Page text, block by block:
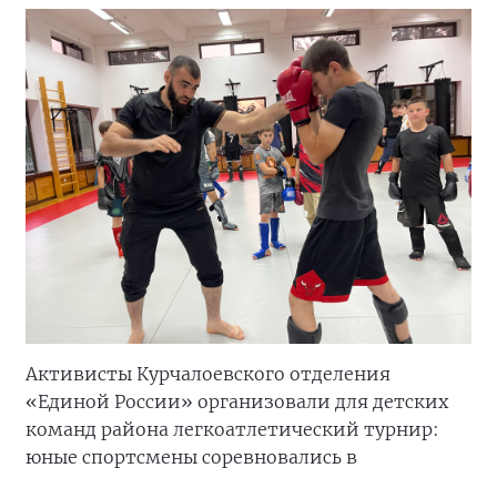
Активисты Курчалоевского отделения
«Единой России» организовали для детских
команд района легкоатлетический турнир:
юные спортсмены соревновались в